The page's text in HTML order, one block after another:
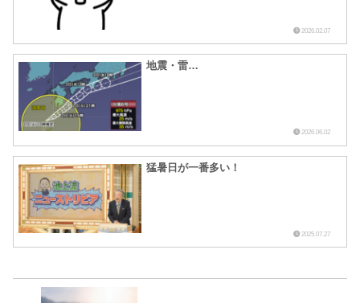
2026.02.07
地震・雷…
2026.06.02
猛暑日が一番多い！
2025.07.27